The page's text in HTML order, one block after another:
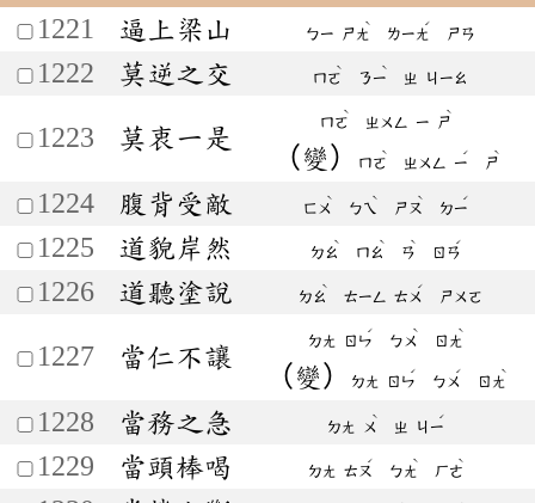
1221 逼上梁山 ㄅㄧ ㄕㄤ
ˋ
ㄌㄧㄤ
ˊ
ㄕㄢ
1222 莫逆之交 ㄇㄛ
ˋ
ㄋㄧ
ˋ
ㄓ ㄐㄧㄠ
1223 莫衷一是 ㄇㄛ
ˋ
ㄓㄨㄥ ㄧ ㄕ
ˋ
（變） ㄇㄛ
ˋ
ㄓㄨㄥ ㄧ
ˊ
ㄕ
ˋ
1224 腹背受敵 ㄈㄨ
ˋ
ㄅㄟ
ˋ
ㄕㄡ
ˋ
ㄉㄧ
ˊ
1225 道貌岸然 ㄉㄠ
ˋ
ㄇㄠ
ˋ
ㄢ
ˋ
ㄖㄢ
ˊ
1226 道聽塗說 ㄉㄠ
ˋ
ㄊㄧㄥ ㄊㄨ
ˊ
ㄕㄨㄛ
1227 當仁不讓 ㄉㄤ ㄖㄣ
ˊ
ㄅㄨ
ˋ
ㄖㄤ
ˋ
（變） ㄉㄤ ㄖㄣ
ˊ
ㄅㄨ
ˊ
ㄖㄤ
ˋ
1228 當務之急 ㄉㄤ ㄨ
ˋ
ㄓ ㄐㄧ
ˊ
1229 當頭棒喝 ㄉㄤ ㄊㄡ
ˊ
ㄅㄤ
ˋ
ㄏㄜ
ˋ